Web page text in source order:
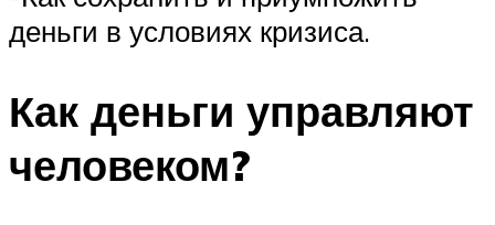
деньги в условиях кризиса.
Как деньги управляют
человеком?